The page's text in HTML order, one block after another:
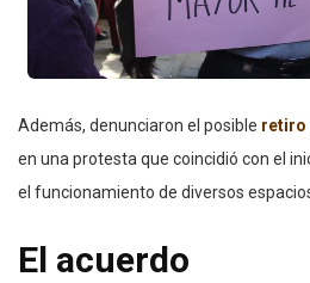
Además, denunciaron el posible retiro
en una protesta que coincidió con el
el funcionamiento de diversos
El acuerdo